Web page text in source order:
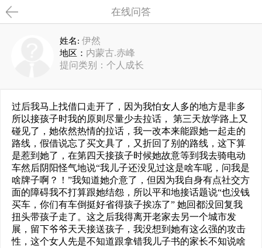
在线问答
姓名: 伊然
地区： 内蒙古.赤峰
提问类别：个人成长
过后我马上找借口走开了，因为我怕女人多的地方是非多
所以接孩子时我的原则尽量少去拉话， 第三天放学路上又
碰见了，她依然热情的拉话，我一改本来能跟她一起走的
路线，假借说忘了买文具了，又折回了别的路线，这下算
是惹到她了，在第四天接孩子时候她故意等到我去骑电动
车然后阴阳怪气地说“我儿子还没见过这是啥车呢，问我是
啥牌子啊？！”我知道她介意了，但因为我自身有点社交方
面的障碍我不打算跟她结怨，所以平和地接话题说“也没钱
买车，你们有车倒挺好省得孩子挨冻了” 她回都没回复我
扭头带孩子走了。这之后我得离开老家去另一个城市发
展，留下爷爷天天接送孩子，我没想到她有这么强的攻击
性，这个女人先是不知道跟拿错我儿子书的家长不知说啥